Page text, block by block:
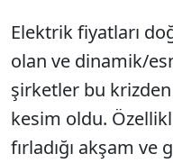
Elektrik fiyatları
olan ve dinamik/
şirketler bu
kesim oldu.
fırladığı akşam ve